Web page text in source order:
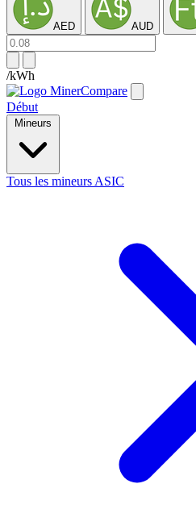
AED AUD
/kWh
Début
Mineurs
Tous les mineurs ASIC